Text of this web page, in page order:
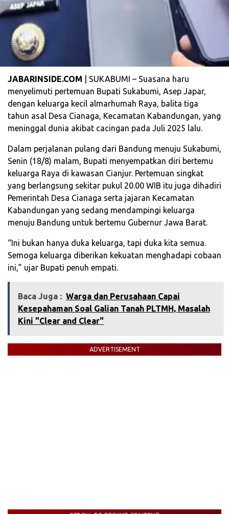
JABARINSIDE.COM | SUKABUMI – Suasana haru
menyelimuti pertemuan Bupati Sukabumi, Asep Japar,
dengan keluarga kecil almarhumah Raya, balita tiga
tahun asal Desa Cianaga, Kecamatan Kabandungan, yang
meninggal dunia akibat cacingan pada Juli 2025 lalu.
Dalam perjalanan pulang dari Bandung menuju Sukabumi,
Senin (18/8) malam, Bupati menyempatkan diri bertemu
keluarga Raya di kawasan Cianjur. Pertemuan singkat
yang berlangsung sekitar pukul 20.00 WIB itu juga dihadiri
Pemerintah Desa Cianaga serta jajaran Kecamatan
Kabandungan yang sedang mendampingi keluarga
menuju Bandung untuk bertemu Gubernur Jawa Barat.
“Ini bukan hanya duka keluarga, tapi duka kita semua.
Semoga keluarga diberikan kekuatan menghadapi cobaan
ini,” ujar Bupati penuh empati.
Baca Juga : ‎Warga dan Perusahaan Capai
Kesepahaman Soal Galian Tanah PLTMH, Masalah
Kini "Clear and Clear"
ADVERTISEMENT